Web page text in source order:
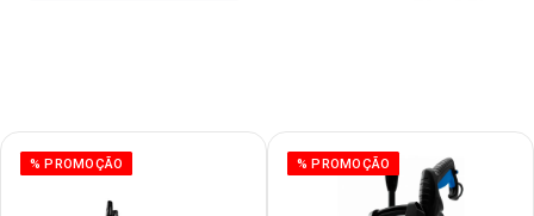
% PROMOÇÃO % PROMOÇÃO